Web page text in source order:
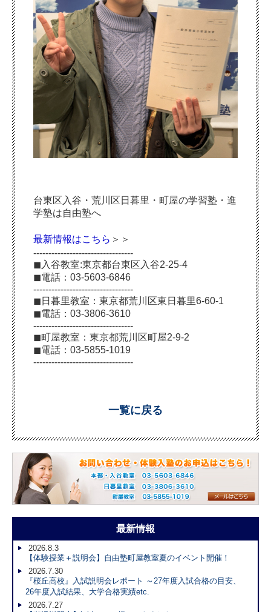
台東区入谷・荒川区日暮里・町屋の学習塾・進
学塾は自由塾へ
最新情報はこちら ＞＞
---------------------------------
◼︎入谷教室:東京都台東区入谷2-25-4
◼︎電話：03-5603-6846
---------------------------------
◼︎日暮里教室：東京都荒川区東日暮里6-60-1
◼︎電話：03-3806-3610
---------------------------------
◼︎町屋教室：東京都荒川区町屋2-9-2
◼︎電話：03-5855-1019
---------------------------------
一覧に戻る
最新情報
2026.8.3
【体験授業＋説明会】自由塾町屋教室夏のイベント開催！
2026.7.30
『桜丘高校』入試説明会レポート ～27年度入試合格の目安、
26年度入試結果、大学合格実績etc.
2026.7.27